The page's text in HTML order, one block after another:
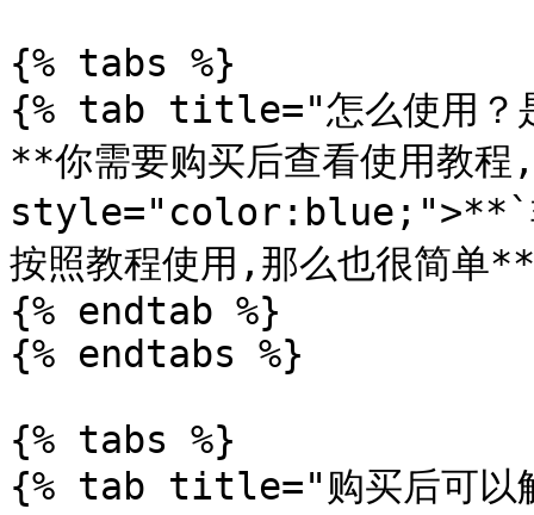
{% tabs %}
{% tab title="怎么使用？
**你需要购买后查看使用教
style="color:blue;">**`
按照教程使用,那么也很简单**
{% endtab %}
{% endtabs %}
{% tabs %}
{% tab title="购买后可以